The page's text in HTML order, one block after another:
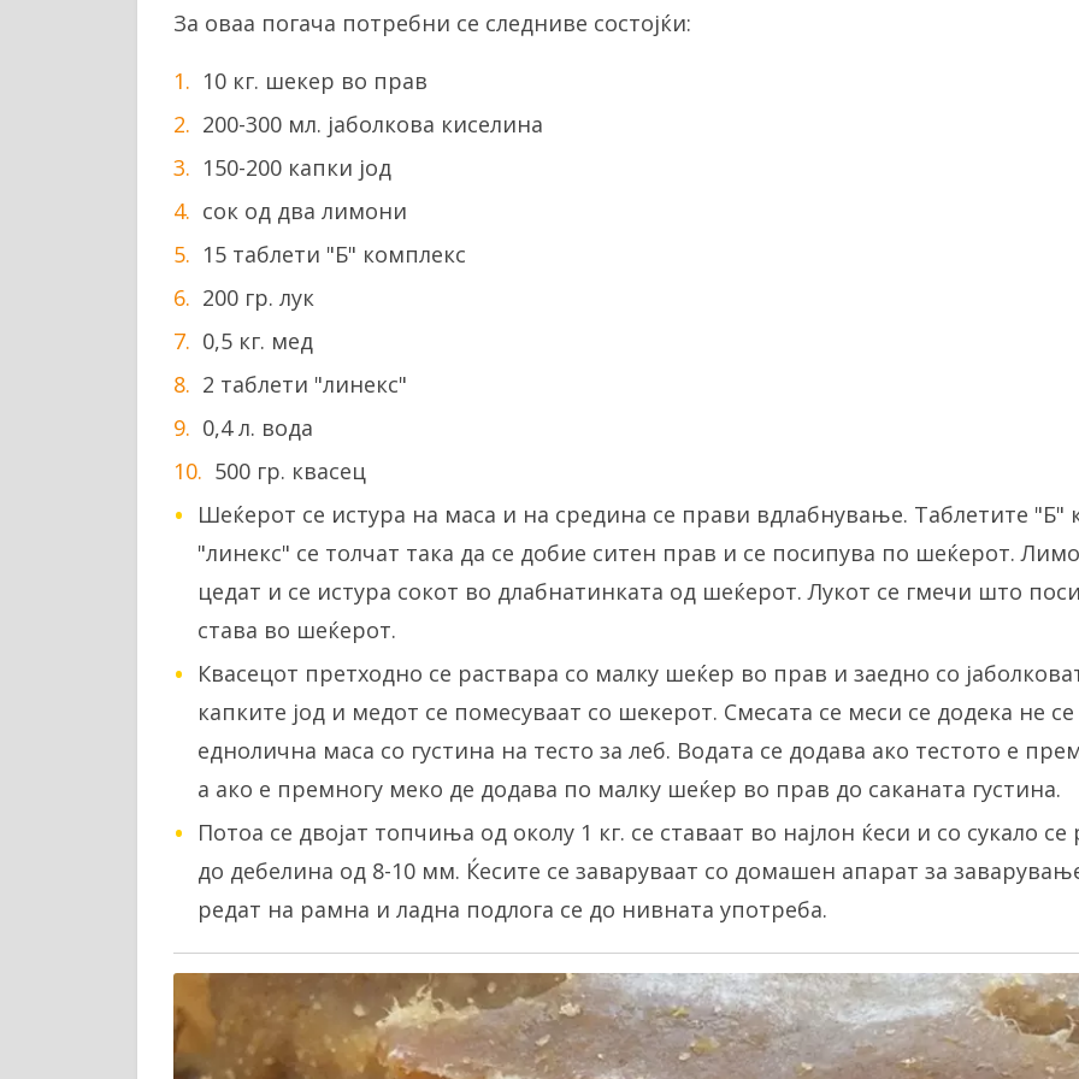
За оваа погача потребни се следниве состојќи:
10 кг. шекер во прав
200-300 мл. јаболкова киселина
150-200 капки јод
сок од два лимони
15 таблети "Б" комплекс
200 гр. лук
0,5 кг. мед
2 таблети "линекс"
0,4 л. вода
500 гр. квасец
Шеќерот се истура на маса и на средина се прави вдлабнување. Таблетите "Б"
"линекс" се толчат така да се добие ситен прав и се посипува по шеќерот.
цедат и се истура сокот во длабнатинката од шеќерот. Лукот се гмечи што
става во шеќерот.
Квасецот претходно се раствара со малку шеќер во прав и заедно со
капките јод и медот се помесуваат со шекерот. Смесата се меси се додека не
еднолична маса со густина на тесто за леб. Водата се додава ако тестото е
а ако е премногу меко де додава по малку шеќер во прав до саканата густина.
Потоа се двојат топчиња од околу 1 кг. се ставаат во најлон ќеси и со сукало се
до дебелина од 8-10 мм. Ќесите се заваруваат со домашен апарат за
редат на рамна и ладна подлога се до нивната употреба.